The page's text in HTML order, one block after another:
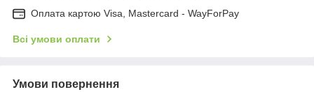
Оплата картою Visa, Mastercard - WayForPay
Всі умови оплати
Умови повернення